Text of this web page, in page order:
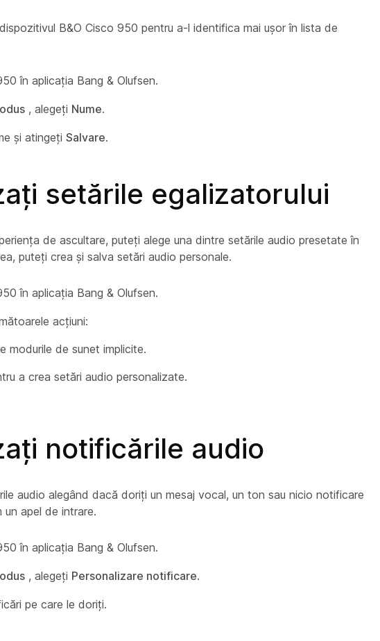
B&O Cisco 950 pentru a-l identifica mai ușor în lista de
în aplicația Bang & Olufsen.
, alegeți Nume.
și atingeți Salvare.
setările egalizatorului
de ascultare, puteți alege una dintre setările audio presetate în
puteți crea și salva setări audio personale.
în aplicația Bang & Olufsen.
acțiuni:
modurile de sunet implicite.
a crea setări audio personalizate.
notificările audio
audio alegând dacă doriți un mesaj vocal, un ton sau nicio notificare
un apel de intrare.
în aplicația Bang & Olufsen.
, alegeți Personalizare notificare.
pe care le doriți.